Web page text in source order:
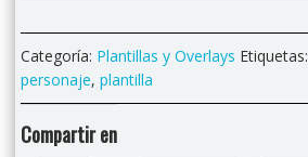
´s
End"
cantidad
Categoría: Plantillas y Overlays Etiquetas:
personaje, plantilla
Compartir en